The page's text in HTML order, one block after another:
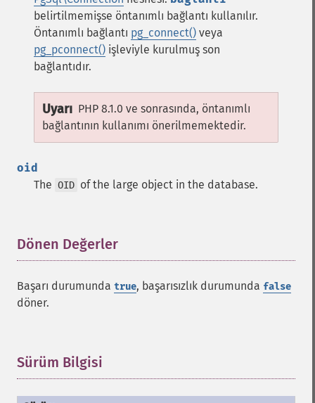
belirtilmemişse öntanımlı bağlantı kullanılır.
Öntanımlı bağlantı pg_connect() veya
pg_pconnect() işleviyle kurulmuş son
bağlantıdır.
Uyarı PHP 8.1.0 ve sonrasında, öntanımlı
bağlantının kullanımı önerilmemektedir.
oid
The OID of the large object in the database.
Dönen Değerler
Başarı durumunda true, başarısızlık durumunda false
döner.
Sürüm Bilgisi